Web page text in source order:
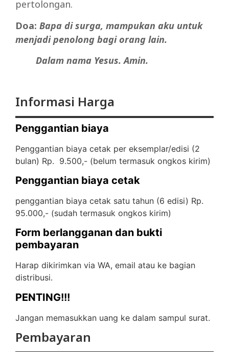
pertolongan.
Doa: Bapa di surga, mampukan aku untuk
menjadi penolong bagi orang lain.
Dalam nama Yesus. Amin.
Informasi Harga
Penggantian biaya
Penggantian biaya cetak per eksemplar/edisi (2
bulan) Rp. 9.500,- (belum termasuk ongkos kirim)
Penggantian biaya cetak
penggantian biaya cetak satu tahun (6 edisi) Rp.
95.000,- (sudah termasuk ongkos kirim)
Form berlangganan dan bukti
pembayaran
Harap dikirimkan via WA, email atau ke bagian
distribusi.
PENTING!!!
Jangan memasukkan uang ke dalam sampul surat.
Pembayaran